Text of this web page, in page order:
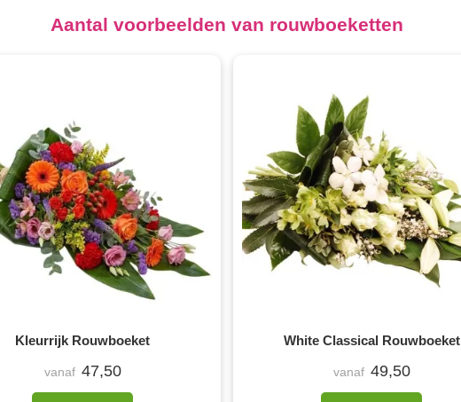
Aantal voorbeelden van rouwboeketten
Kleurrijk Rouwboeket
vanaf 47,50
White Classical Rouwboeket
vanaf 49,50